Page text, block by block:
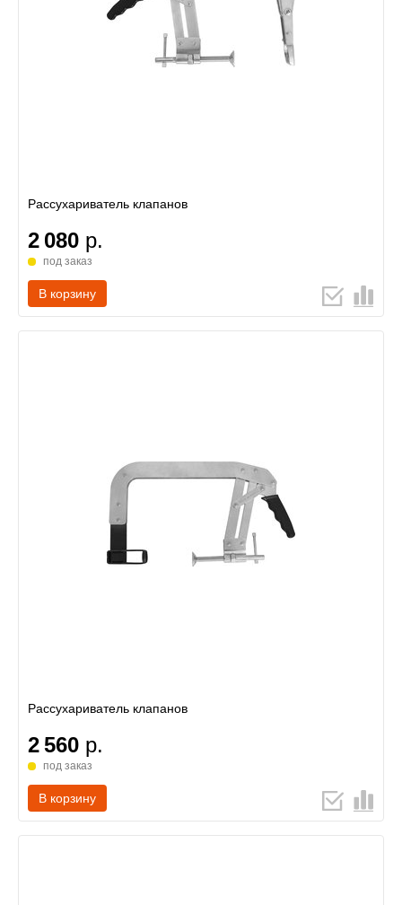
Рассухариватель клапанов
2 080 р.
под заказ
В корзину
Рассухариватель клапанов
2 560 р.
под заказ
В корзину